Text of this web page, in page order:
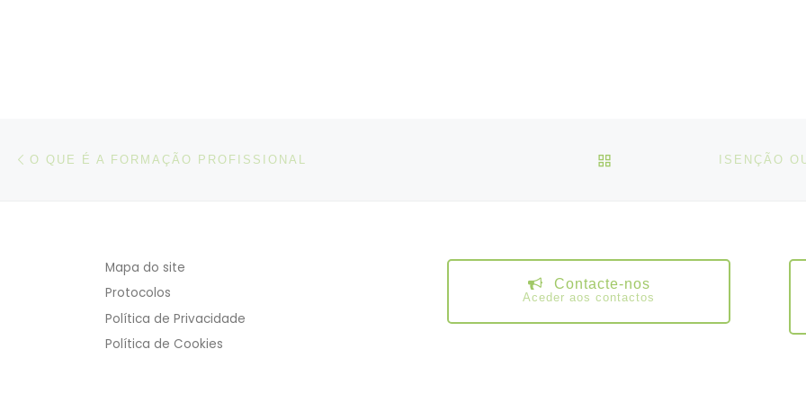
Post navigation
O QUE É A FORMAÇÃO PROFISSIONAL VOLTAR À LISTA DE
Mapa do site
Protocolos
Política de Privacidade
Política de Cookies
Contacte-nos
Aceder aos contactos